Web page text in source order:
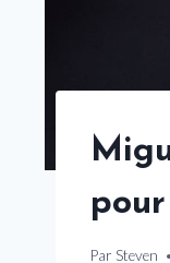
Par Steven